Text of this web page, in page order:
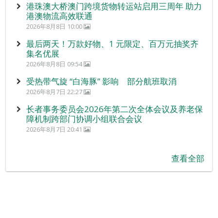
港珠澳大桥澳门跨境货物转运站启用三周年 助力
港澳物流高效联通
2026年8月8日 10:00
最后两天！万款好物、1 元限定、百万元抽奖齐
集名优展
2026年8月8日 09:54
受热带气旋 “白海豚” 影响 部分航班取消
2026年8月7日 22:27
长者事务委员会2026年第二次全体会议及养老保
障机制跨部门协调小组联合会议
2026年8月7日 20:41
查看全部